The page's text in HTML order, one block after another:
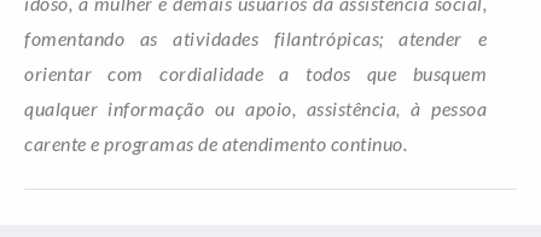
fomentando as atividades filantrópicas; atender e
orientar com cordialidade a todos que busquem
qualquer informação ou apoio, assistência, à pessoa
carente e programas de atendimento continuo.